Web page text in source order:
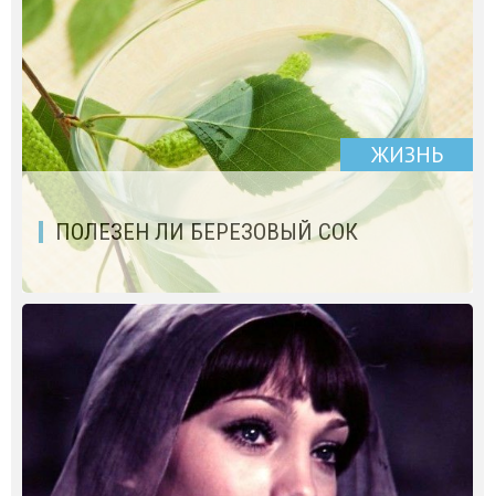
ЖИЗНЬ
ПОЛЕЗЕН ЛИ БЕРЕЗОВЫЙ СОК